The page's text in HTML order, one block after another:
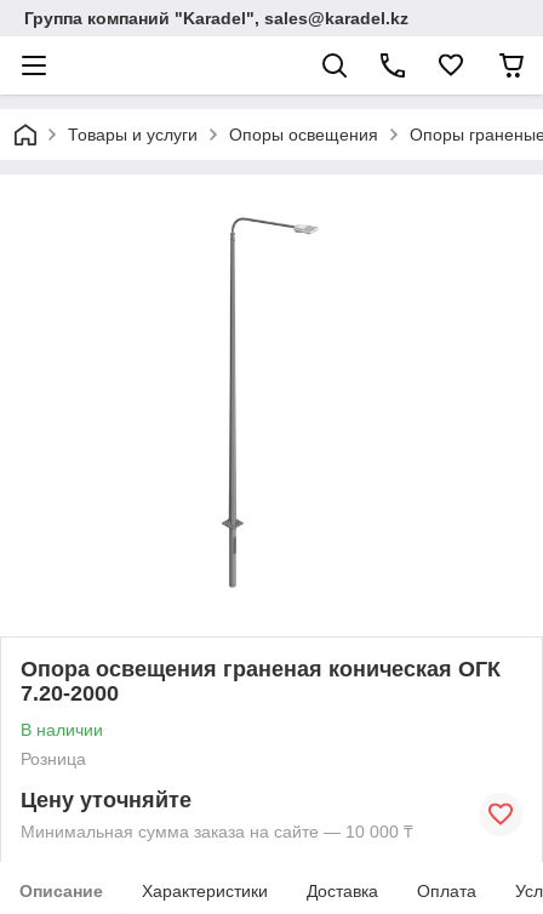
Группа компаний "Karadel", sales@karadel.kz
Товары и услуги Опоры освещения Опоры
Опора освещения граненая коническая ОГК
7.20-2000
В наличии
Розница
Цену уточняйте
Минимальная сумма заказа на сайте — 10 000 ₸
Описание Характеристики Доставка Оплата